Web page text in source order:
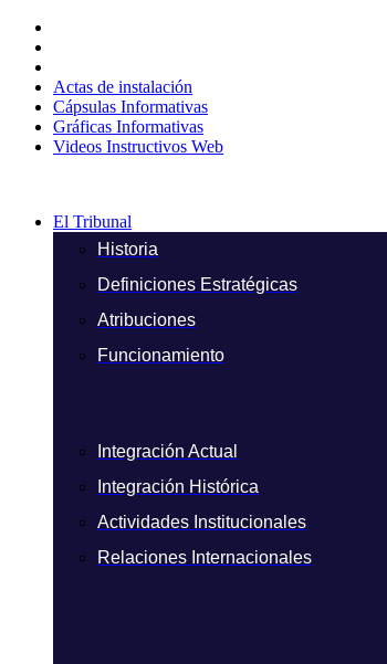
contenido
Actas de instalación
Cápsulas Informativas
Gráficas Informativas
Videos Instructivos Web
El Tribunal
Historia
Definiciones Estratégicas
Atribuciones
Funcionamiento
Integración Actual
Integración Histórica
Actividades Institucionales
Relaciones Internacionales